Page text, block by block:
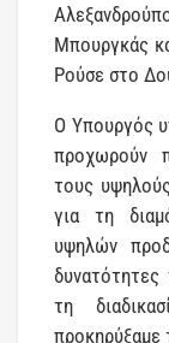
Μπουργκάς
Ρούσε στο
Ο Υπουργός
προχωρούν
τους
για τη
υψηλών
τη
προκηρύξαμε